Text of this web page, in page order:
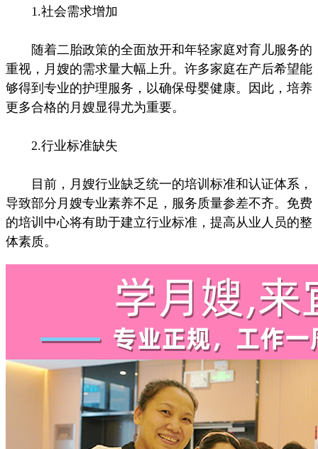
1.社会需求增加
随着二胎政策的全面放开和年轻家庭对育儿服务的
重视，月嫂的需求量大幅上升。许多家庭在产后希望能
够得到专业的护理服务，以确保母婴健康。因此，培养
更多合格的月嫂显得尤为重要。
2.行业标准缺失
目前，月嫂行业缺乏统一的培训标准和认证体系，
导致部分月嫂专业素养不足，服务质量参差不齐。免费
的培训中心将有助于建立行业标准，提高从业人员的整
体素质。